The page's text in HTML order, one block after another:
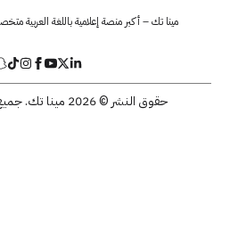
مينا تك – أكبر منصة إعلامية باللغة العربية متخصصة في
حقوق النشر © 2026 مينا تك. جميع الحقوق محفوظة.